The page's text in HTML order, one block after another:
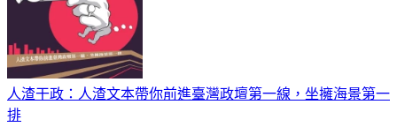
人渣干政：人渣文本帶你前進臺灣政壇第一線，坐擁海景第一
排